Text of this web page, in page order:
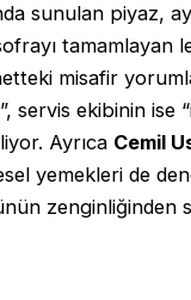
sunulan piyaz,
tamamlayan
misafir
servis ekibinin ise
Ayrıca Cemil
yemekleri de
zenginliğinden